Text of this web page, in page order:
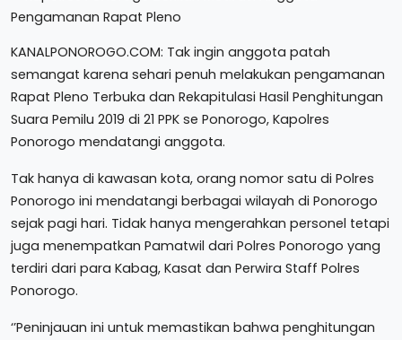
KANALPONOROGO.COM: Tak ingin anggota patah
semangat karena sehari penuh melakukan pengamanan
Rapat Pleno Terbuka dan Rekapitulasi Hasil Penghitungan
Suara Pemilu 2019 di 21 PPK se Ponorogo, Kapolres
Ponorogo mendatangi anggota.
Tak hanya di kawasan kota, orang nomor satu di Polres
Ponorogo ini mendatangi berbagai wilayah di Ponorogo
sejak pagi hari. Tidak hanya mengerahkan personel tetapi
juga menempatkan Pamatwil dari Polres Ponorogo yang
terdiri dari para Kabag, Kasat dan Perwira Staff Polres
Ponorogo.
‘’Peninjauan ini untuk memastikan bahwa penghitungan